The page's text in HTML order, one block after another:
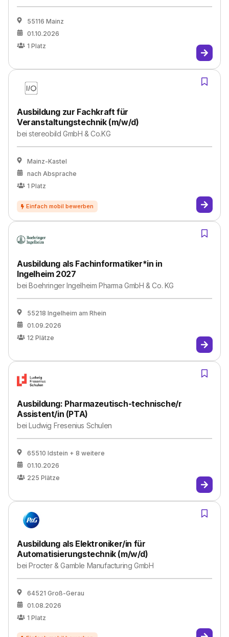
55116 Mainz
01.10.2026
1 Platz
Ausbildung zur Fachkraft für
Veranstaltungstechnik (m/w/d)
beistereobild GmbH & Co.KG
Mainz-Kastel
nach Absprache
1 Platz
Ausbildung als Fachinformatiker*in in
Ingelheim 2027
beiBoehringer Ingelheim Pharma GmbH & Co. KG
55218 Ingelheim am Rhein
01.09.2026
12 Plätze
Ausbildung: Pharmazeutisch-technische/r
Assistent/in (PTA)
beiLudwig Fresenius Schulen
65510 Idstein + 8 weitere
01.10.2026
225 Plätze
Ausbildung als Elektroniker/in für
Automatisierungstechnik (m/w/d)
beiProcter & Gamble Manufacturing GmbH
64521 Groß-Gerau
01.08.2026
1 Platz